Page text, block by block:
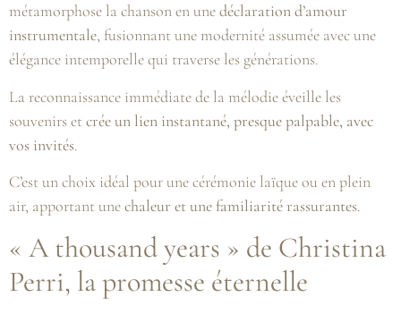
métamorphose la chanson en unedéclaration d’amour
instrumentale, fusionnant une modernité assumée avec une
élégance intemporelle qui traverse les générations.
La reconnaissance immédiate de la mélodie éveille les
souvenirs etcrée un lien instantané, presque palpable, avec
vos invités.
C’est un choix idéal pour une cérémonie laïque ou en plein
air, apportant unechaleur et une familiarité rassurantes.
« A thousand years » de Christina
Perri, la promesse éternelle